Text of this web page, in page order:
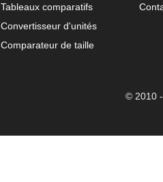
Tableaux comparatifs
Convertisseur d'unités
Comparateur de taille
© 2010